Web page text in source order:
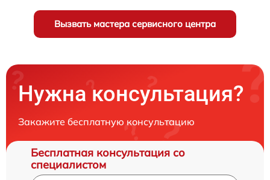
Вызвать мастера сервисного центра
Нужна консультация?
Закажите бесплатную консультацию
Бесплатная консультация со
специалистом